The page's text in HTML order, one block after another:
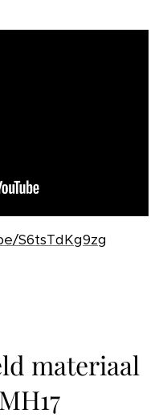
S6tsTdKg9zg
materiaal